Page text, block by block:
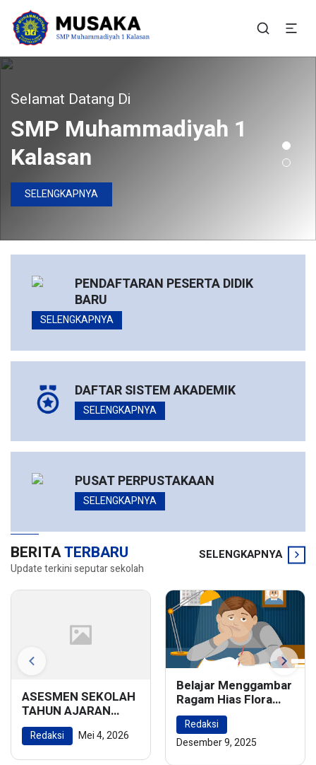
SMP Muhammadiyah 1
Kalasan
Situs Resmi SMP Muhammadiyah 1 Kalasan
Datang Di
SMP Muhammadiyah 1
Kalasan
SELENGKAPNYA
Bersama Kami
Pendaftaran Peserta
Didik Baru Telah Dibuka
PENDAFTARAN PESERTA DIDIK
BARU
SELENGKAPNYA
DAFTAR SISTEM AKADEMIK
SELENGKAPNYA
PUSAT PERPUSTAKAAN
SELENGKAPNYA
BERITATERBARU
Update terkini seputar sekolah
SELENGKAPNYA
ASESMEN SEKOLAH
TAHUN AJARAN
2025/2026
Redaksi Mei 4, 2026
Belajar Menggambar
Ragam Hias Flora
dan Fauna:
Menghidupkan
Keindahan Alam
Redaksi
Desember 9, 2025